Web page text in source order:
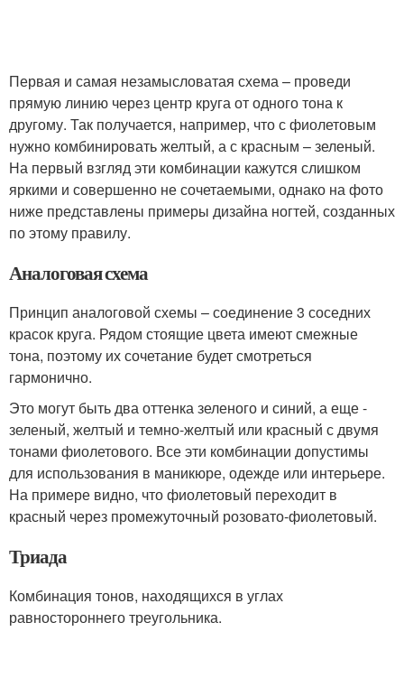
Первая и самая незамысловатая схема – проведи
прямую линию через центр круга от одного тона к
другому. Так получается, например, что с фиолетовым
нужно комбинировать желтый, а с красным – зеленый.
На первый взгляд эти комбинации кажутся слишком
яркими и совершенно не сочетаемыми, однако на фото
ниже представлены примеры дизайна ногтей, созданных
по этому правилу.
Аналоговая схема
Принцип аналоговой схемы – соединение 3 соседних
красок круга. Рядом стоящие цвета имеют смежные
тона, поэтому их сочетание будет смотреться
гармонично.
Это могут быть два оттенка зеленого и синий, а еще -
зеленый, желтый и темно-желтый или красный с двумя
тонами фиолетового. Все эти комбинации допустимы
для использования в маникюре, одежде или интерьере.
На примере видно, что фиолетовый переходит в
красный через промежуточный розовато-фиолетовый.
Триада
Комбинация тонов, находящихся в углах
равностороннего треугольника.